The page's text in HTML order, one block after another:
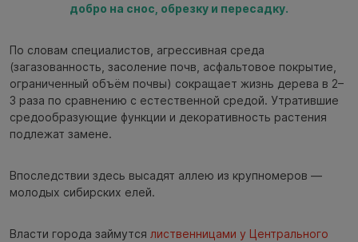
добро на снос, обрезку и пересадку.
По словам специалистов, агрессивная среда
(загазованность, засоление почв, асфальтовое покрытие,
ограниченный объём почвы) сокращает жизнь дерева в 2–
3 раза по сравнению с естественной средой. Утратившие
средообразующие функции и декоративность растения
подлежат замене.
Впоследствии здесь высадят аллею из крупномеров —
молодых сибирских елей.
Власти города займутся лиственницами у Центрального